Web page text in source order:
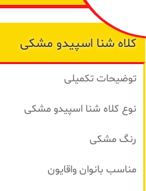
به من
زمانیکه
کلاه شنا اسپیدو مشکی
توضیحات تکمیلی
نوع کلاه شنا اسپیدو مشکی
رنگ مشکی
مناسب بانوان واقایون